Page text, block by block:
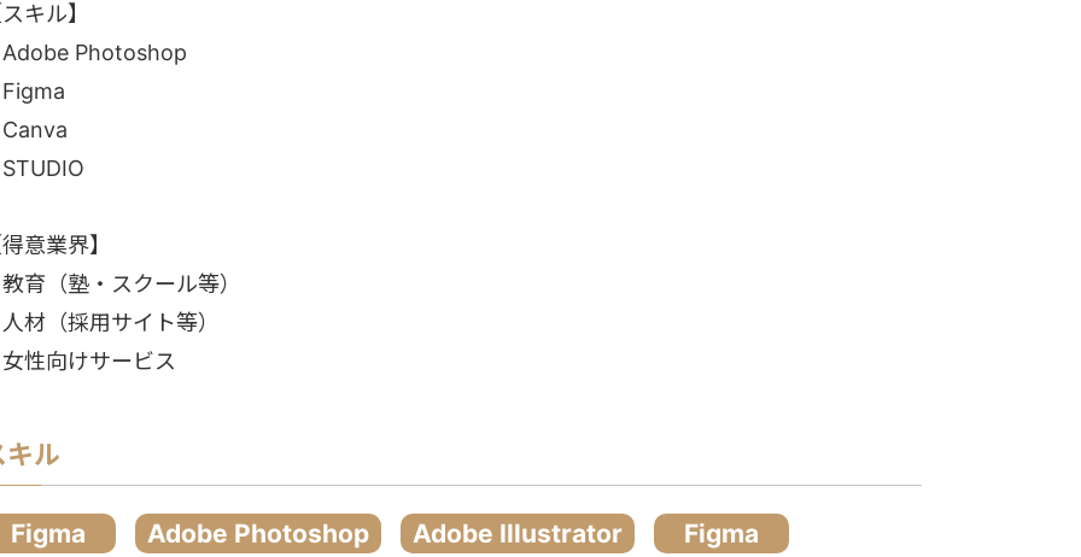
キル】
Photoshop
意業界】
育（塾・スクール等）
材（採用サイト等）
性向けサービス
キル
Figma Adobe Photoshop Adobe Illustrator
Figma